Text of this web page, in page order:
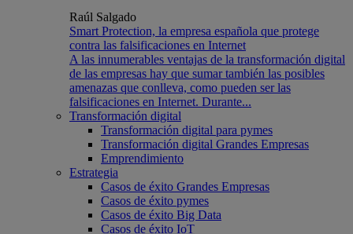
Raúl Salgado
Smart Protection, la empresa española que protege
contra las falsificaciones en Internet
A las innumerables ventajas de la transformación digital
de las empresas hay que sumar también las posibles
amenazas que conlleva, como pueden ser las
falsificaciones en Internet. Durante...
Transformación digital
Transformación digital para pymes
Transformación digital Grandes Empresas
Emprendimiento
Estrategia
Casos de éxito Grandes Empresas
Casos de éxito pymes
Casos de éxito Big Data
Casos de éxito IoT